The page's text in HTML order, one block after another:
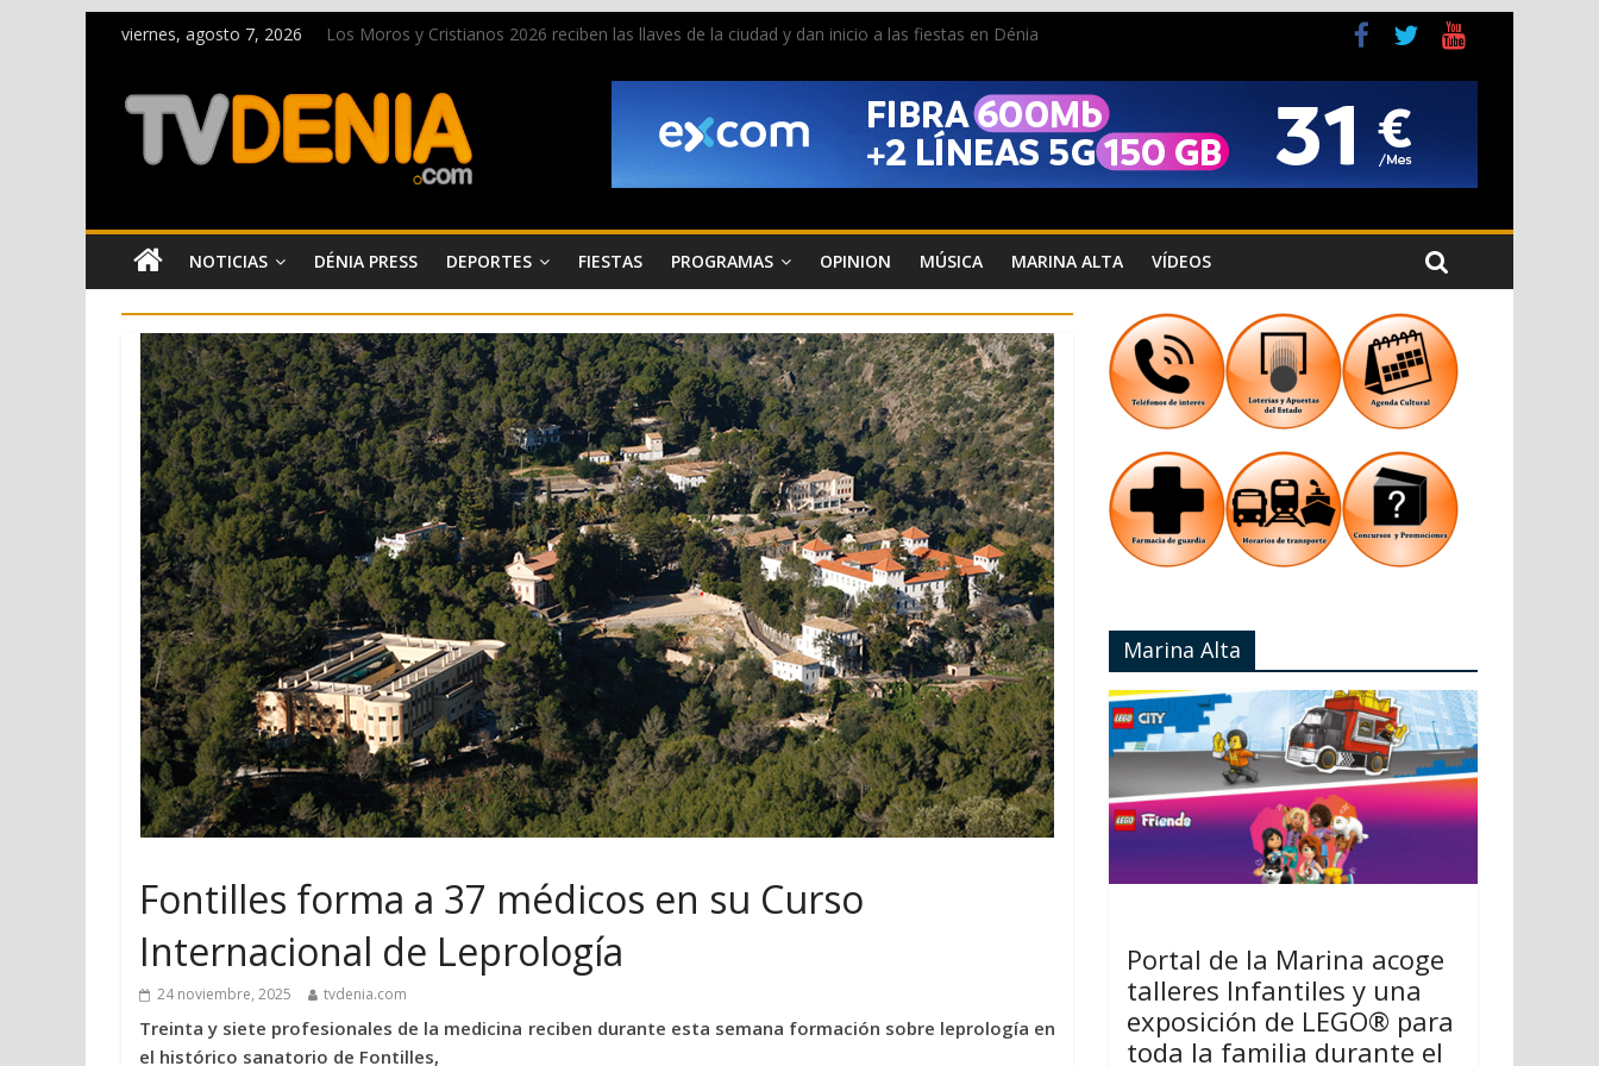
viernes, agosto 7, 2026
Los Moros y Cristianos 2026 reciben las llaves de la ciudad y dan inicio a las fiestas en Dénia
Paco Adsuar dona al Arxiu de Dénia más de 50.000 imágenes de la memoria visual de la ciudad
La Entraeta Festera llena de ambiente la calle Marqués de Campo con la recepción a la Capitanía Cristiana
El XII Festival de Jazz de Dénia reunirá durante agosto a figuras nacionales e internacionales en los Jardins de Torrecremada
NOTICIAS DÉNIA PRESS DEPORTES FIESTAS PROGRAMAS OPINION MÚSICA MARINA ALTA VÍDEOS
Fontilles forma a 37 médicos en su Curso
Internacional de Leprología
24 noviembre, 2025 tvdenia.com
Treinta y siete profesionales de la medicina reciben durante esta semana formación sobre leprología en
el histórico sanatorio de Fontilles,
Marina Alta
Portal de la Marina acoge
talleres Infantiles y una
exposición de LEGO® para
toda la familia durante el